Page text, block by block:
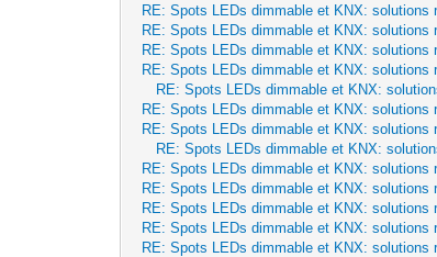
RE: Spots LEDs dimmable et KNX: solutions
RE: Spots LEDs dimmable et KNX: solutions
RE: Spots LEDs dimmable et KNX: solutions
RE: Spots LEDs dimmable et KNX: solutions
RE: Spots LEDs dimmable et KNX:
RE: Spots LEDs dimmable et KNX: solutions
RE: Spots LEDs dimmable et KNX: solutions
RE: Spots LEDs dimmable et KNX:
RE: Spots LEDs dimmable et KNX: solutions
RE: Spots LEDs dimmable et KNX: solutions
RE: Spots LEDs dimmable et KNX: solutions
RE: Spots LEDs dimmable et KNX: solutions
RE: Spots LEDs dimmable et KNX: solutions